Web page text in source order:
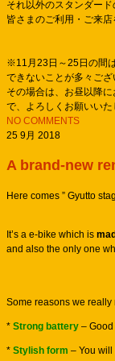
それ以外のスタンダー
皆さまのご利用・ご来
※11月23日～25日の間
できないことが多々ござ
その場合は、お昼以降
で、よろしくお願いいた
NO COMMENTS
25 9月 2018
A brand-new
Here comes ” Gyutto
It’s a e-bike which is
and also the only one
Some reasons we
* Strong battery –
* Stylish form – You will